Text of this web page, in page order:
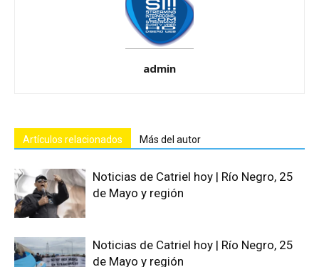
admin
Artículos relacionados Más del autor
Noticias de Catriel hoy | Río Negro, 25
de Mayo y región
Noticias de Catriel hoy | Río Negro, 25
de Mayo y región